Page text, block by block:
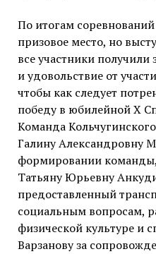
По итогам
призовое место, но
все участники
и удовольствие от
чтобы как следует
победу в юбилейной X
Команда
Галину Александровну
формировании
Татьяну Юрьевну
предоставленный
социальным вопросам,
физической культуре и
Варзанову за